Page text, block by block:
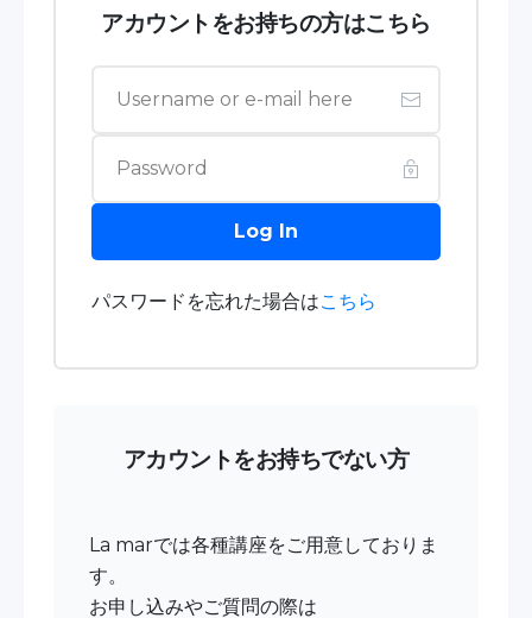
アカウントをお持ちの方はこちら
Log In
パスワードを忘れた場合はこちら
アカウントをお持ちでない方
La marでは各種講座をご用意しておりま
す。
お申し込みやご質問の際は